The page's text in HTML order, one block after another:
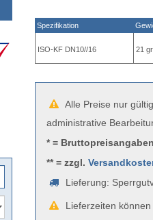
Spezifikation
ISO-KF DN10//16 21 gr
Alle Preise nur
administrative
* =
** = zzgl.
Lieferung:
Lieferzeiten